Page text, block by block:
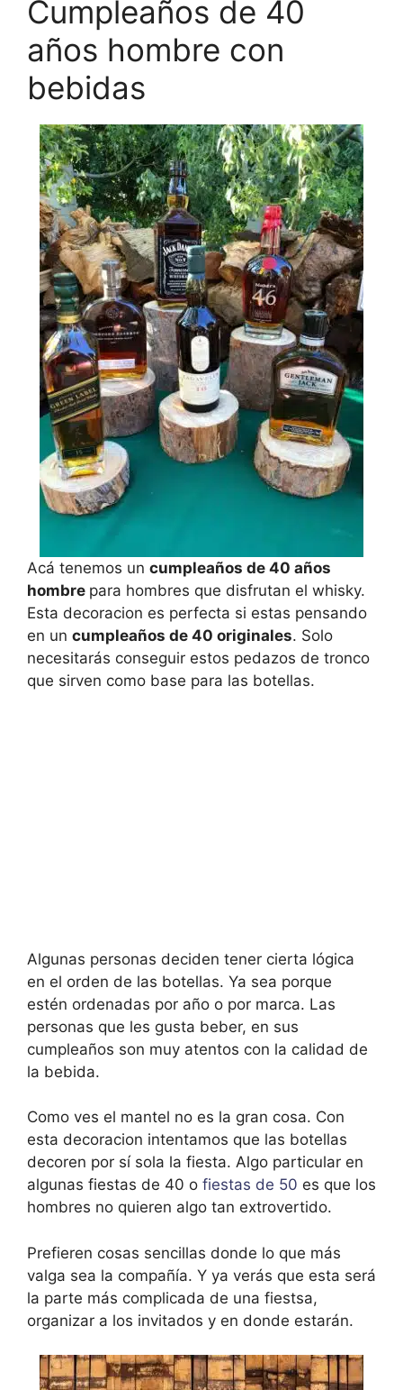
Cumpleaños de 40
años hombre con
bebidas
Acá tenemos un cumpleaños de 40 años
hombre para hombres que disfrutan el whisky.
Esta decoracion es perfecta si estas pensando
en un cumpleaños de 40 originales. Solo
necesitarás conseguir estos pedazos de tronco
que sirven como base para las botellas.
Algunas personas deciden tener cierta lógica
en el orden de las botellas. Ya sea porque
estén ordenadas por año o por marca. Las
personas que les gusta beber, en sus
cumpleaños son muy atentos con la calidad de
la bebida.
Como ves el mantel no es la gran cosa. Con
esta decoracion intentamos que las botellas
decoren por sí sola la fiesta. Algo particular en
algunas fiestas de 40 o fiestas de 50 es que los
hombres no quieren algo tan extrovertido.
Prefieren cosas sencillas donde lo que más
valga sea la compañía. Y ya verás que esta será
la parte más complicada de una fiestsa,
organizar a los invitados y en donde estarán.